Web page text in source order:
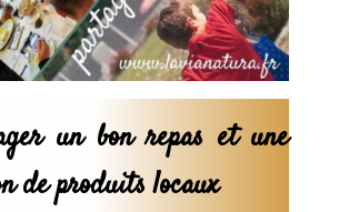
un bon repas et une
de produits locaux